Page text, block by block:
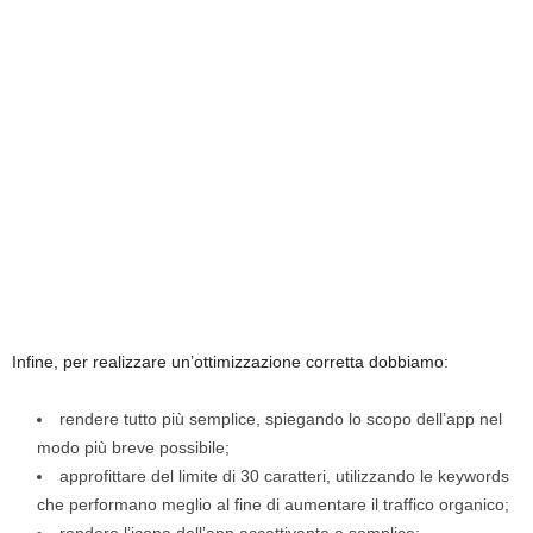
Infine, per realizzare un’ottimizzazione corretta dobbiamo:
rendere tutto più semplice, spiegando lo scopo dell’app nel
modo più breve possibile;
approfittare del limite di 30 caratteri, utilizzando le keywords
che performano meglio al fine di aumentare il traffico organico;